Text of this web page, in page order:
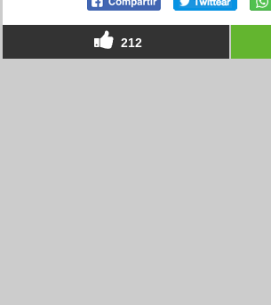
212